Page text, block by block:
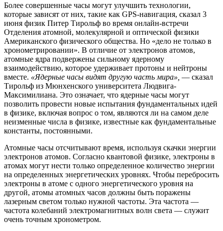
Более совершенные часы могут улучшить технологии,
которые зависят от них, такие как GPS-навигация, сказал 3
июня физик Питер Тирольф во время онлайн-встречи
Отделения атомной, молекулярной и оптической физики
Американского физического общества. Но «дело не только в
хронометрировании». В отличие от электронов атомов,
атомные ядра подвержены сильному ядерному
взаимодействию, которое удерживает протоны и нейтроны
вместе. «Ядерные часы видят другую часть мира», — сказал
Тирольф из Мюнхенского университета Людвига-
Максимилиана. Это означает, что ядерные часы могут
позволить провести новые испытания фундаментальных идей
в физике, включая вопрос о том, являются ли на самом деле
неизменные числа в физике, известные как фундаментальные
константы, постоянными.
Атомные часы отсчитывают время, используя скачки энергии
электронов атомов. Согласно квантовой физике, электроны в
атомах могут нести только определенное количество энергии
на определенных энергетических уровнях. Чтобы перебросить
электроны в атоме с одного энергетического уровня на
другой, атомы атомных часов должны быть поражены
лазерным светом только нужной частоты. Эта частота —
частота колебаний электромагнитных волн света — служит
очень точным хронометром.